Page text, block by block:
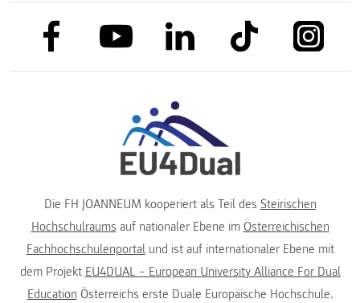
link to facebooklink to youtubelink to linkedinlink to tiktok
Die FH JOANNEUM kooperiert als Teil des Steirischen
Hochschulraums auf nationaler Ebene im Österreichischen
Fachhochschulenportalund ist auf internationaler Ebene mit
dem Projekt EU4DUAL – European University Alliance For Dual
Education Österreichs erste Duale Europäische Hochschule.